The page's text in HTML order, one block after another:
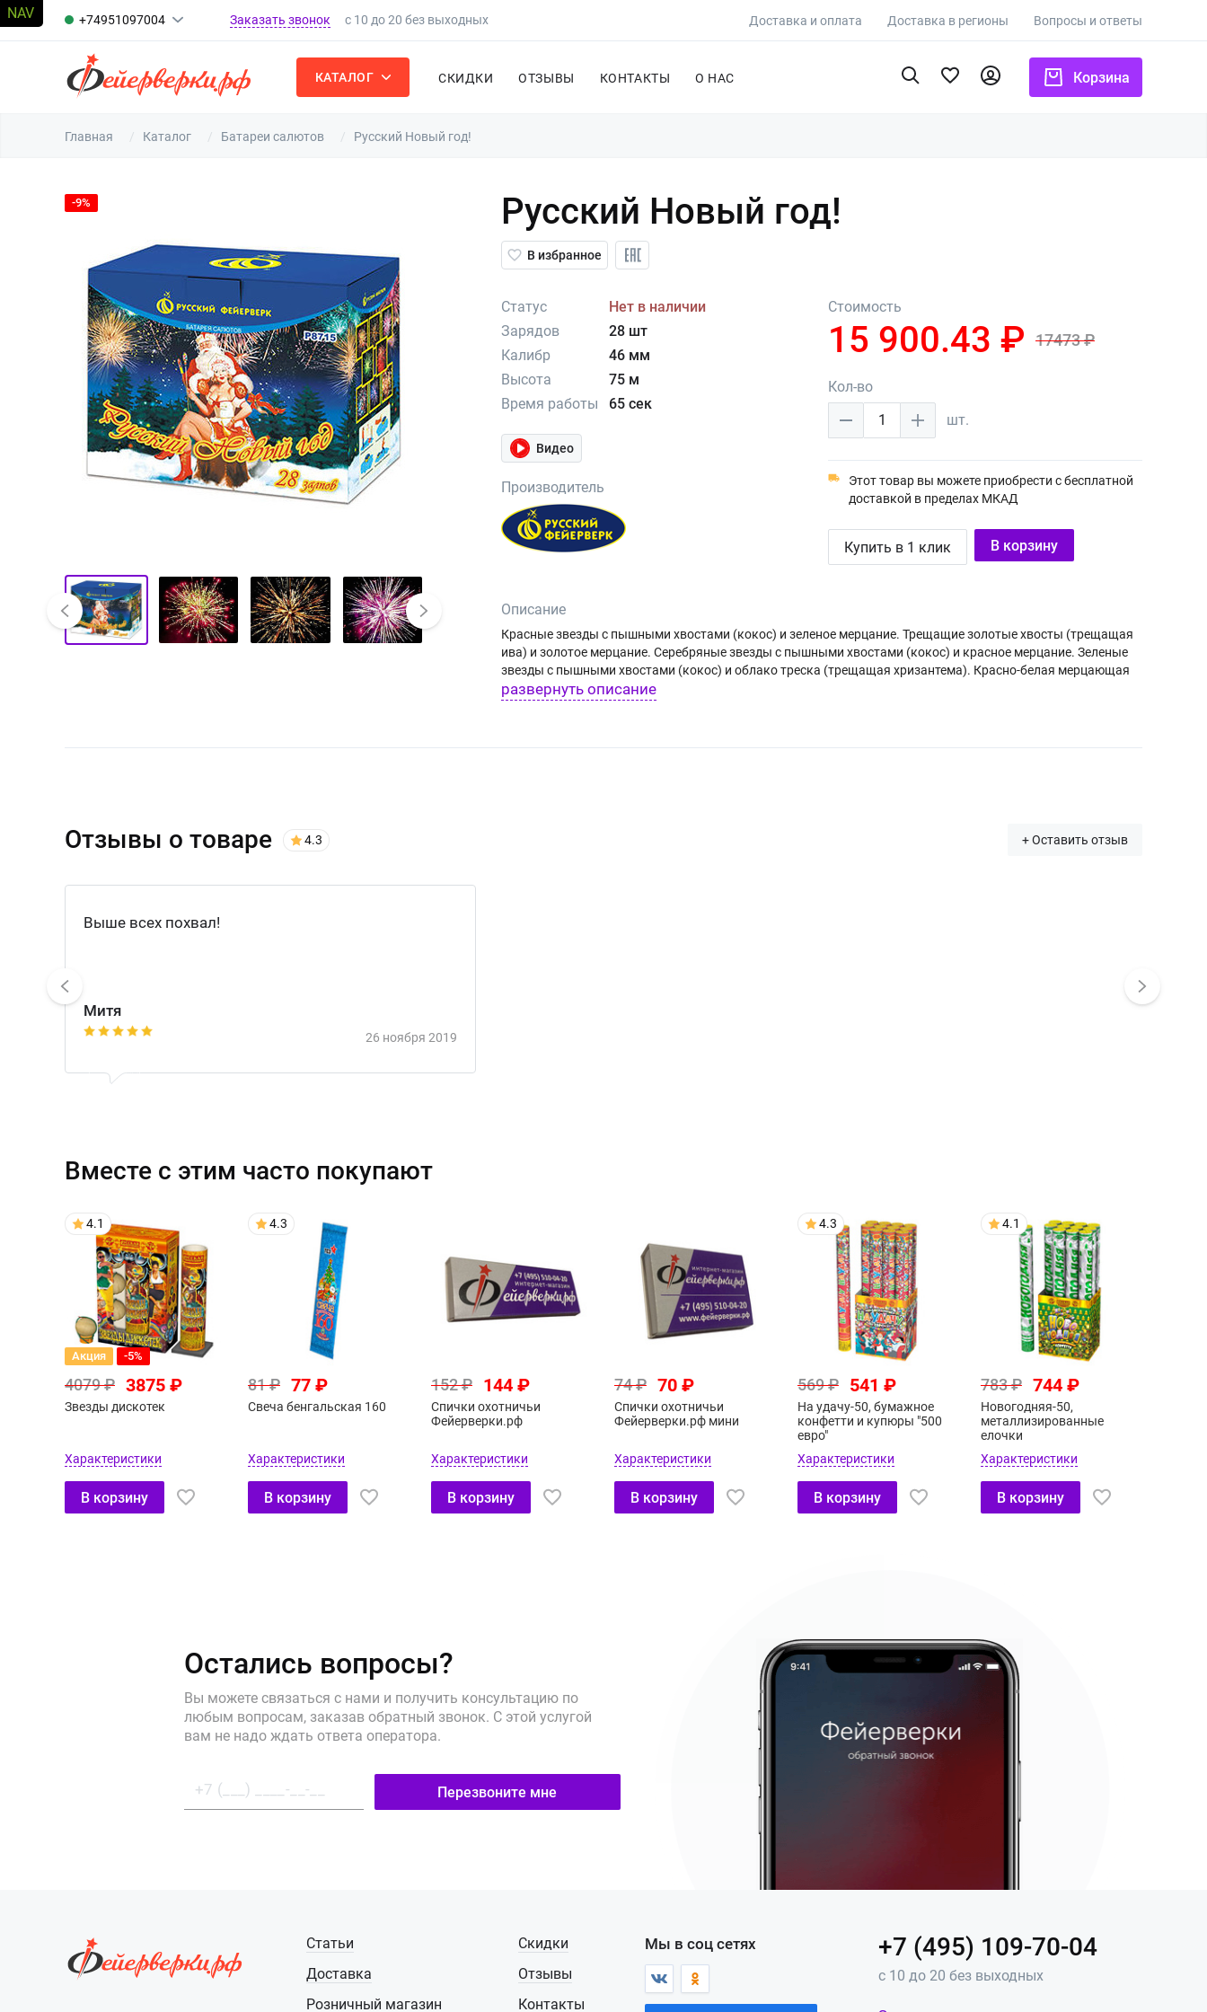
+74951097004 Заказать звонок с 10 до 20 без выходных Доставка и оплата Доставка в регионы Вопросы и ответы
КАТАЛОГ СКИДКИ ОТЗЫВЫ КОНТАКТЫ О НАС Корзина
Главная Каталог Батареи салютов Русский Новый год!
-9% Русский Новый год!
В избранное
Статус
Нет в наличии
Зарядов
28 шт
Калибр
46 мм
Высота
75 м
Время работы
65 сек
Видео
Производитель
Стоимость
15 900.43 ₽ 17473 ₽
Кол-во
1
шт.
Этот товар вы можете приобрести с бесплатной
доставкой в пределах МКАД
Купить в 1 клик В корзину
Описание
Красные звезды с пышными хвостами (кокос) и зеленое мерцание. Трещащие золотые хвосты (трещащая
ива) и золотое мерцание. Серебряные звезды с пышными хвостами (кокос) и красное мерцание. Зеленые
звезды с пышными хвостами (кокос) и облако треска (трещащая хризантема). Красно-белая мерцающая
сфера (пион). Золотые звезды с пышными золотыми хвостами (кокос) и синие звезды. Красные
развернуть описание
Отзывы о товаре 4.3 + Оставить отзыв
Выше всех похвал!
Митя
1 2 3 4 5
26 ноября 2019
Вместе с этим часто покупают
4.1
Акция -5%
4079 ₽ 3875 ₽
Звезды дискотек
Характеристики
В корзину
4.3
81 ₽ 77 ₽
Свеча бенгальская 160
Характеристики
В корзину
152 ₽ 144 ₽
Спички охотничьи
Фейерверки.рф
Характеристики
В корзину
74 ₽ 70 ₽
Спички охотничьи
Фейерверки.рф мини
Характеристики
В корзину
4.3
569 ₽ 541 ₽
На удачу-50, бумажное
конфетти и купюры "500
евро"
Характеристики
В корзину
4.1
783 ₽ 744 ₽
Новогодняя-50,
металлизированные
елочки
Характеристики
В корзину
Остались вопросы?
Вы можете связаться с нами и получить консультацию по
любым вопросам, заказав обратный звонок. С этой услугой
вам не надо ждать ответа оператора.
Перезвоните мне
Статьи
Доставка
Розничный магазин
Скидки
Отзывы
Контакты
Мы в соц сетях +7 (495) 109-70-04
с 10 до 20 без выходных